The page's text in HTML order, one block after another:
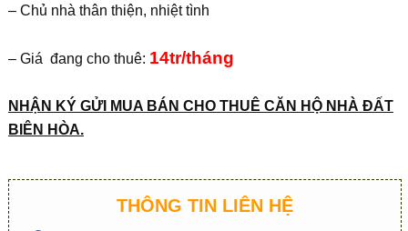
– Chủ nhà thân thiện, nhiệt tình
– Giá đang cho thuê: 14tr/tháng
NHẬN KÝ GỬI MUA BÁN CHO THUÊ CĂN HỘ NHÀ ĐẤT
BIÊN HÒA.
THÔNG TIN LIÊN HỆ